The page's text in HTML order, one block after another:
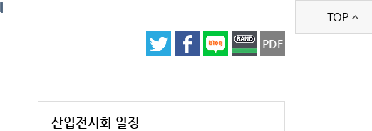
TOP
PDF
산업전시회 일정